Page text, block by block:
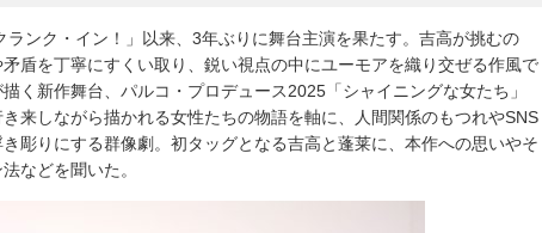
ンク・イン！」以来、3年ぶりに舞台主演を果たす。吉高が挑むの
盾を丁寧にすくい取り、鋭い視点の中にユーモアを織り交ぜる作風で
く新作舞台、パルコ・プロデュース2025「シャイニングな女たち」
来しながら描かれる女性たちの物語を軸に、人間関係のもつれやSNS
彫りにする群像劇。初タッグとなる吉高と蓬莱に、本作への思いやそ
などを聞いた。